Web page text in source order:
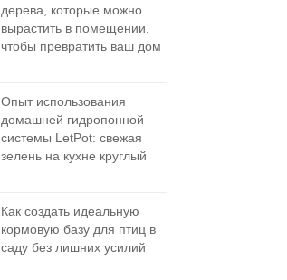
дерева, которые можно
вырастить в помещении,
чтобы превратить ваш дом
Опыт использования
домашней гидропонной
системы LetPot: свежая
зелень на кухне круглый
Как создать идеальную
кормовую базу для птиц в
саду без лишних усилий